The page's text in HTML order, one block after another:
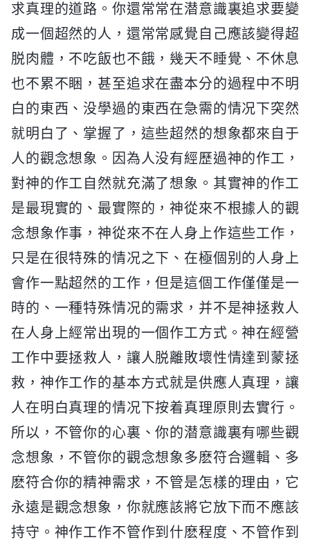
求真理的道路。你還常常在潜意識裏追求要變
成一個超然的人，還常常感覺自己應該變得超
脱肉體，不吃飯也不餓，幾天不睡覺、不休息
也不累不睏，甚至追求在盡本分的過程中不明
白的東西、没學過的東西在急需的情况下突然
就明白了、掌握了，這些超然的想象都來自于
人的觀念想象。因為人没有經歷過神的作工，
對神的作工自然就充滿了想象。其實神的作工
是最現實的、最實際的，神從來不根據人的觀
念想象作事，神從來不在人身上作這些工作，
只是在很特殊的情况之下、在極個别的人身上
會作一點超然的工作，但是這個工作僅僅是一
時的、一種特殊情况的需求，并不是神拯救人
在人身上經常出現的一個作工方式。神在經營
工作中要拯救人，讓人脱離敗壞性情達到蒙拯
救，神作工作的基本方式就是供應人真理，讓
人在明白真理的情况下按着真理原則去實行。
所以，不管你的心裏、你的潜意識裏有哪些觀
念想象，不管你的觀念想象多麽符合邏輯、多
麽符合你的精神需求，不管是怎樣的理由，它
永遠是觀念想象，你就應該將它放下而不應該
持守。神作工作不管作到什麽程度、不管作到